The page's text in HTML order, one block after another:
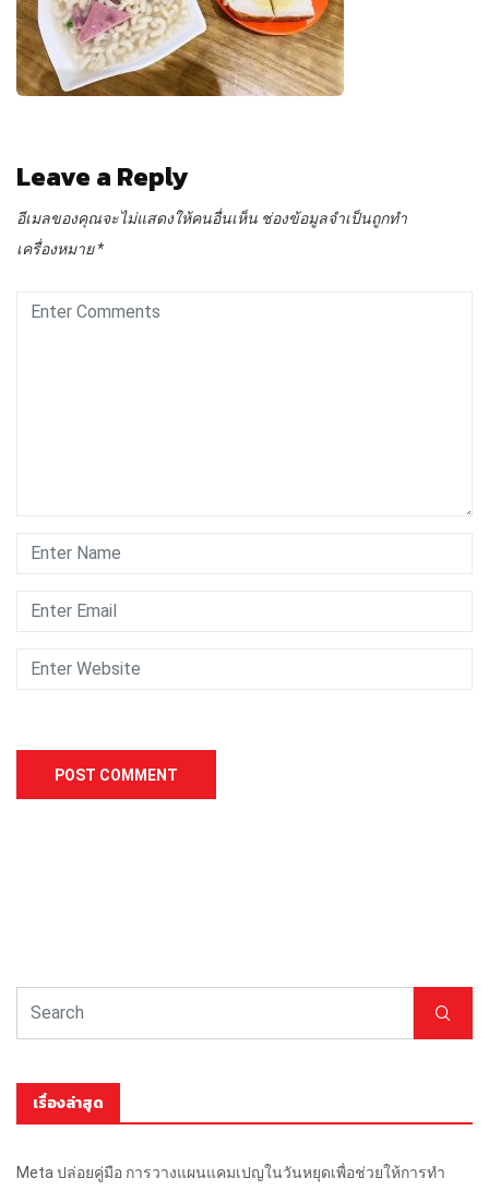
Leave a Reply
อีเมลของคุณจะไม่แสดงให้คนอื่นเห็น ช่องข้อมูลจำเป็นถูกทำ
เครื่องหมาย*
เรื่องล่าสุด
Meta ปล่อยคู่มือ การวางแผนแคมเปญในวันหยุดเพื่อช่วยให้การทำ